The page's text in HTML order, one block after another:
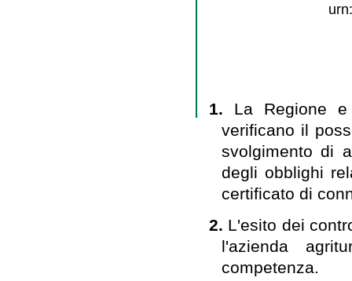
1. La Regione
verificano il
svolgimento di
degli obblighi
certificato di
2. L'esito dei
l'azienda
competenza.